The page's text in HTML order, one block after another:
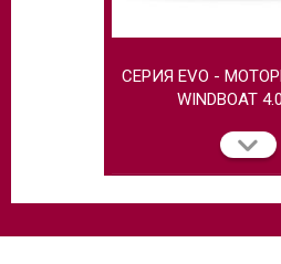
СЕРИЯ EVO -
WINDBOAT